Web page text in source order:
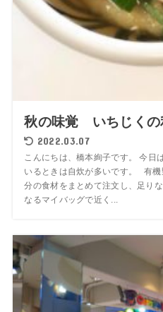
秋の味覚 いちじくの
2022.03.07
こんにちは、橋本絢子です。 今日
いるときは自炊が多いです。 有機
分の食材をまとめて注文し、足り
なるマイバッグで近く...